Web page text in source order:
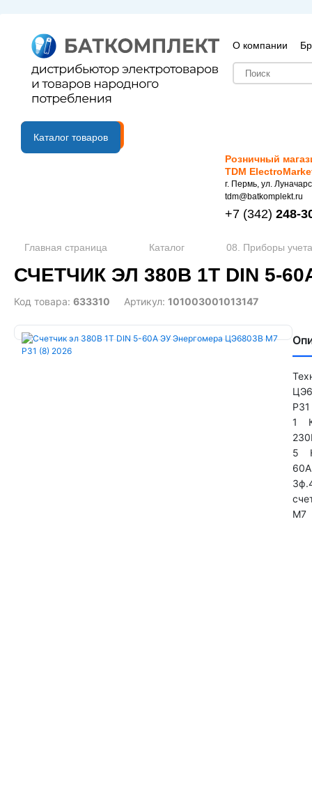
О компании
B2B портал
Каталог товаров
Розничный
TDM
г. Пермь, ул.
tdm@batkomplekt.ru
+7 (342) 248-
Главная страница Каталог 08. Приборы
СЧЕТЧИК ЭЛ 380В 1Т DIN 5-
Код товара: 633310 Артикул: 101003001013147
1
5
M7